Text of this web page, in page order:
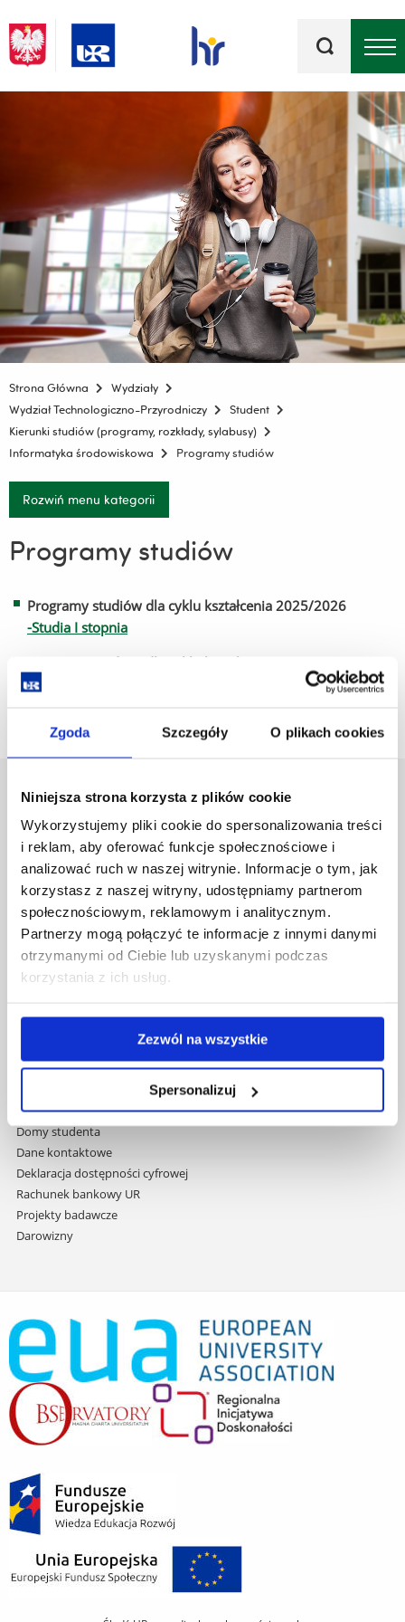
Zgoda Szczegóły O plikach cookies
Niniejsza strona korzysta z plików cookie
Wykorzystujemy pliki cookie do spersonalizowania treści
i reklam, aby oferować funkcje społecznościowe i
analizować ruch w naszej witrynie. Informacje o tym, jak
korzystasz z naszej witryny, udostępniamy partnerom
społecznościowym, reklamowym i analitycznym.
Partnerzy mogą połączyć te informacje z innymi danymi
otrzymanymi od Ciebie lub uzyskanymi podczas
korzystania z ich usług.
Zezwól na wszystkie
Spersonalizuj
kluczowe
Strona Główna
Wydziały
Wydział Technologiczno-Przyrodniczy
Student
Kierunki studiów (programy, rozkłady, sylabusy)
Informatyka środowiskowa
Programy studiów
Rozwiń menu kategorii
Programy studiów
Programy studiów dla cyklu kształcenia 2025/2026
-Studia I stopnia
Programy studiów dla cyklu kształcenia 2026/2027
-Studia I stopnia
Uniwersytet Rzeszowski
Al. Tadeusza Rejtana 16C
35-959 Rzeszów
nawigację
przejdź
do
treści
Polityka prywatności
Mapa serwisu
Biblioteka
Wydawnictwo
Covid info
Studia podyplomowe
Fundusze strukturalne
Projekty współfinansowane przez UE
Projekty realizowane z KPO
Wynajem sal
Domy studenta
Dane kontaktowe
Deklaracja dostępności cyfrowej
Rachunek bankowy UR
Projekty badawcze
Darowizny